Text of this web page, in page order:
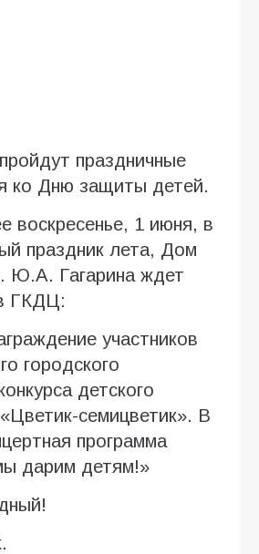
праздничные
ко Дню защиты детей.
воскресенье, 1 июня, в
праздник лета, Дом
Ю.А. Гагарина ждет
ГКДЦ:
участников
городского
детского
семицветик». В
программа
дарим детям!»